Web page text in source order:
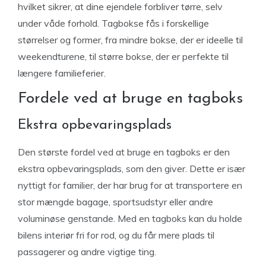
hvilket sikrer, at dine ejendele forbliver tørre, selv
under våde forhold. Tagbokse fås i forskellige
størrelser og former, fra mindre bokse, der er ideelle til
weekendturene, til større bokse, der er perfekte til
længere familieferier.
Fordele ved at bruge en tagboks
Ekstra opbevaringsplads
Den største fordel ved at bruge en tagboks er den
ekstra opbevaringsplads, som den giver. Dette er især
nyttigt for familier, der har brug for at transportere en
stor mængde bagage, sportsudstyr eller andre
voluminøse genstande. Med en tagboks kan du holde
bilens interiør fri for rod, og du får mere plads til
passagerer og andre vigtige ting.